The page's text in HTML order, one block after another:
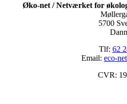
Øko-net / Netværket for
5700
Tlf: 62
Email: eco-
CVR: